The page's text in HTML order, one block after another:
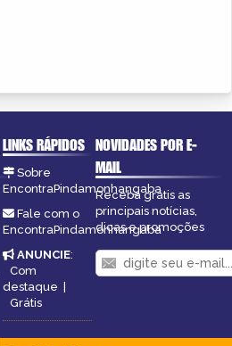
LINKS RÁPIDOS
Sobre
EncontraPindamonhangaba
Fale com o
EncontraPindamonhangaba
ANUNCIE:
Com
destaque |
Grátis
NOVIDADES POR E-
MAIL
Receba grátis as
principais notícias,
dicas e promoções